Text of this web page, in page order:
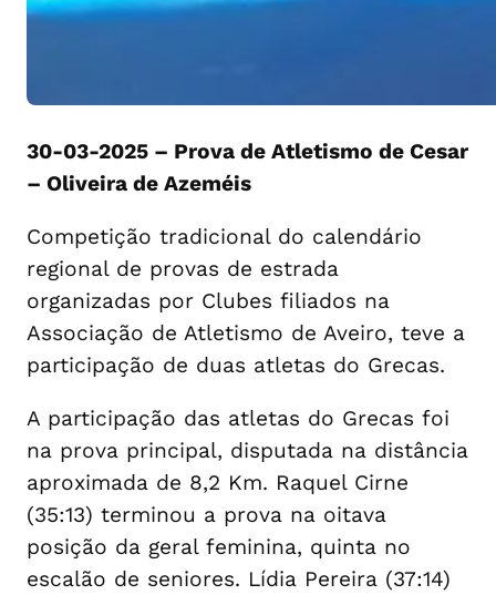
30-03-2025 – Prova de Atletismo de Cesar
– Oliveira de Azeméis
Competição tradicional do calendário
regional de provas de estrada
organizadas por Clubes filiados na
Associação de Atletismo de Aveiro, teve a
participação de duas atletas do Grecas.
A participação das atletas do Grecas foi
na prova principal, disputada na distância
aproximada de 8,2 Km. Raquel Cirne
(35:13) terminou a prova na oitava
posição da geral feminina, quinta no
escalão de seniores. Lídia Pereira (37:14)